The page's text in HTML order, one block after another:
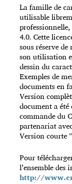
La famille de
utilisable
4.0. Cette
sous réserve
son utilisation
dessin du
Exemples de
documents en
Version
document a été
commande du
partenariat
Version courte
Pour
l’ensemble
http://